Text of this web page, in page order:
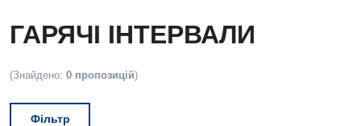
ГАРЯЧІ ІНТЕРВАЛИ
(Знайдено: 0 пропозицій)
Фільтр